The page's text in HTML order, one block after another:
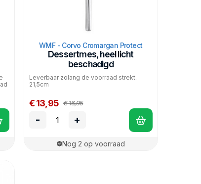
WMF - Corvo Cromargan Protect
Dessertmes, heel licht
beschadigd
Leverbaar zolang de voorraad strekt.
21,5cm
€ 13,95 € 16,95
- +
Nog 2 op voorraad